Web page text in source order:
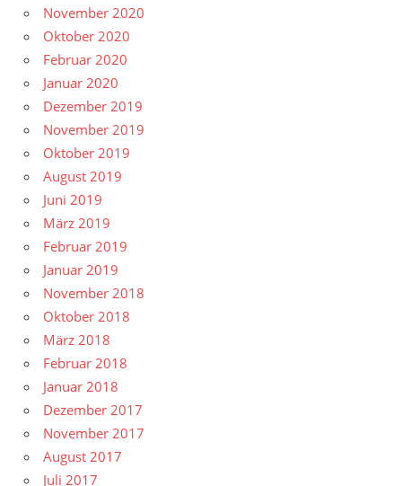
November 2020
Oktober 2020
Februar 2020
Januar 2020
Dezember 2019
November 2019
Oktober 2019
August 2019
Juni 2019
März 2019
Februar 2019
Januar 2019
November 2018
Oktober 2018
März 2018
Februar 2018
Januar 2018
Dezember 2017
November 2017
August 2017
Juli 2017